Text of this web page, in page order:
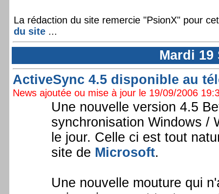
La rédaction du site remercie "PsionX" pour
du site ...
Mardi 19
ActiveSync 4.5 disponible au
News ajoutée ou mise à jour le 19/09/2006
Une nouvelle version 4.5
synchronisation Windows /
le jour. Celle ci est tout
site de Microsoft.
Une nouvelle mouture qui